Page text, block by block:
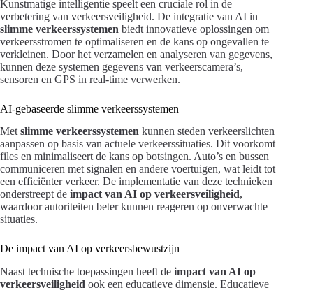
Kunstmatige intelligentie speelt een cruciale rol in de
verbetering van verkeersveiligheid. De integratie van AI in
slimme verkeerssystemen biedt innovatieve oplossingen om
verkeersstromen te optimaliseren en de kans op ongevallen te
verkleinen. Door het verzamelen en analyseren van gegevens,
kunnen deze systemen gegevens van verkeerscamera’s,
sensoren en GPS in real-time verwerken.
AI-gebaseerde slimme verkeerssystemen
Met slimme verkeerssystemen kunnen steden verkeerslichten
aanpassen op basis van actuele verkeerssituaties. Dit voorkomt
files en minimaliseert de kans op botsingen. Auto’s en bussen
communiceren met signalen en andere voertuigen, wat leidt tot
een efficiënter verkeer. De implementatie van deze technieken
onderstreept de impact van AI op verkeersveiligheid,
waardoor autoriteiten beter kunnen reageren op onverwachte
situaties.
De impact van AI op verkeersbewustzijn
Naast technische toepassingen heeft de impact van AI op
verkeersveiligheid ook een educatieve dimensie. Educatieve